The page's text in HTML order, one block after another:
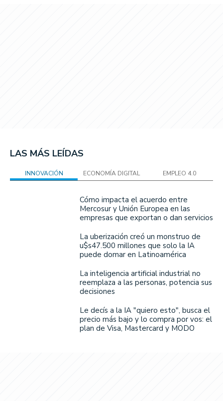
LAS MÁS LEÍDAS
INNOVACIÓN ECONOMÍA DIGITAL EMPLEO 4.0
Cómo impacta el acuerdo entre
Mercosur y Unión Europea en las
empresas que exportan o dan servicios
La uberización creó un monstruo de
u$s47.500 millones que solo la IA
puede domar en Latinoamérica
La inteligencia artificial industrial no
reemplaza a las personas, potencia sus
decisiones
Le decís a la IA "quiero esto", busca el
precio más bajo y lo compra por vos: el
plan de Visa, Mastercard y MODO